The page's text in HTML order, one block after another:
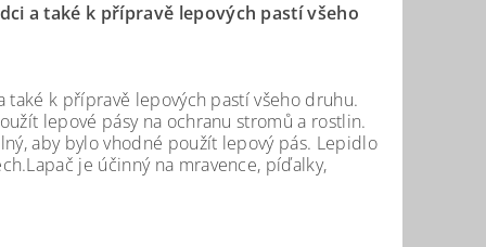
a také k přípravě lepových pastí všeho
k přípravě lepových pastí všeho druhu.
lepové pásy na ochranu stromů a rostlin.
aby bylo vhodné použít lepový pás. Lepidlo
je účinný na mravence, píďalky,